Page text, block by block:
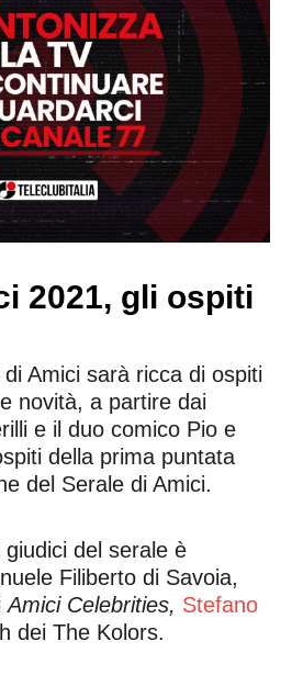
2021, gli ospiti
Amici sarà ricca di ospiti
novità, a partire dai
e il duo comico Pio e
della prima puntata
del Serale di Amici.
del serale è
Filiberto di Savoia,
Amici Celebrities, Stefano
dei The Kolors.